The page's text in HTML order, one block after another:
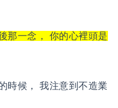
那一念， 你的心裡頭是
時候， 我注意到不造業